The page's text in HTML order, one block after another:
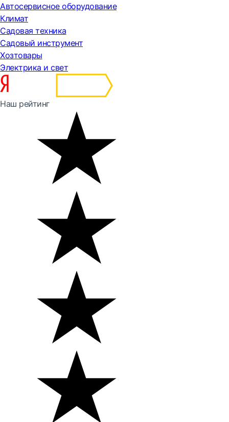
Автосервисное оборудование
Климат
Садовая техника
Садовый инструмент
Хозтовары
Электрика и свет
Наш рейтинг